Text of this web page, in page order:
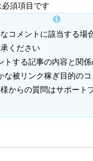
須項目です
コメントに該当する場
ください
トする記事の内容と関
な被リンク稼ぎ目的のコ
からの質問はサポート